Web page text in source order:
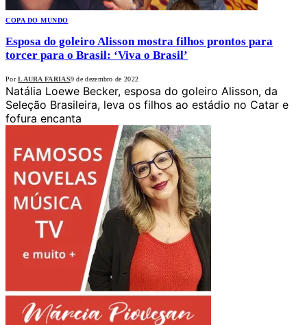
COPA DO MUNDO
Esposa do goleiro Alisson mostra filhos prontos para
torcer para o Brasil: ‘Viva o Brasil’
Por LAURA FARIAS9 de dezembro de 2022
Natália Loewe Becker, esposa do goleiro Alisson, da
Seleção Brasileira, leva os filhos ao estádio no Catar e
fofura encanta